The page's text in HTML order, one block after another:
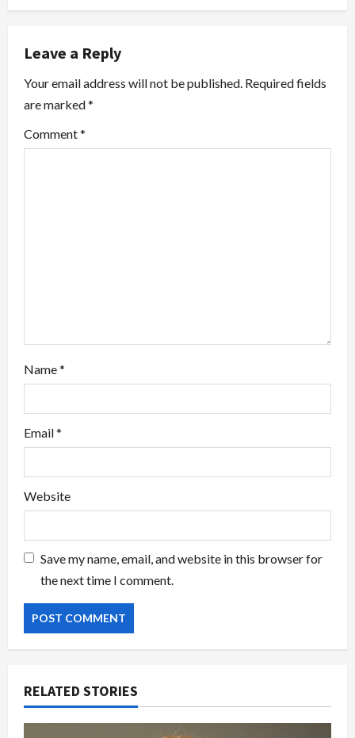
a
v
i
g
a
Leave a Reply
Your email address will not be published. Required fields
are marked*
Comment*
Name*
Email*
Website
Save my name, email, and website in this browser for
the next time I comment.
RELATED STORIES